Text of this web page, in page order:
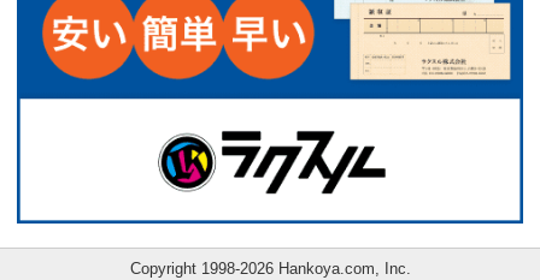
Copyright 1998-2026 Hankoya.com, Inc.